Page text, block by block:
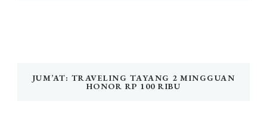
JUM’AT: TRAVELING TAYANG 2 MINGGUAN
HONOR RP 100 RIBU